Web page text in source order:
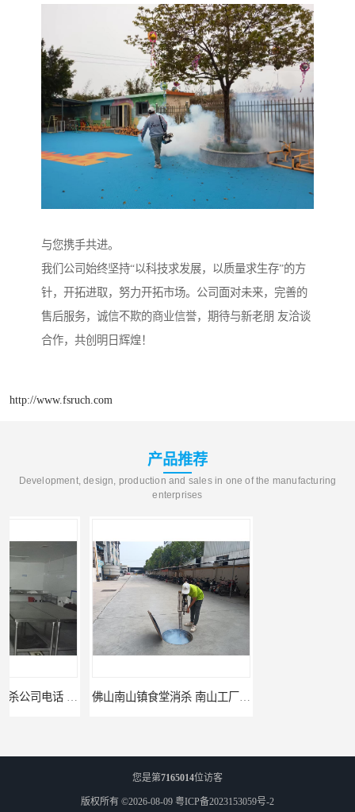
与您携手共进。
我们公司始终坚持“以科技求发展，以质量求生存”的方
针，开拓进取，努力开拓市场。公司面对未来，完善的
售后服务，诚信不欺的商业信誉，期待与新老朋 友洽谈
合作，共创明日辉煌！
http://www.fsruch.com
产品推荐
Development, design, production and sales in one of the manufacturing
enterprises
佛山南山镇食堂消杀 南山工厂灭鼠
您是第7165014位访客
版权所有 ©2026-08-09 粤ICP备2023153059号-2